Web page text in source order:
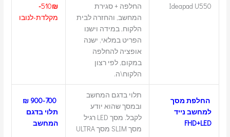
Ideapad U550
החלפה + סגירת
המחשב, והחזרה לבית
הלקוח, במידה וישנו
הפריט במלאי, ישנה
אופציה להחלפה
במקום, לפי רצון
הלקוח\ה.
510₪-
מקלדת-לנובו
החלפת מסך
למחשב נייד
FHD+LED
תלוי בדגם המחשב
ובמסך שהוא יודע
לקבל. מסך LED רגיל
מסך SLIM מסך ULTRA
900-700 ₪
תלוי בדגם
המחשב